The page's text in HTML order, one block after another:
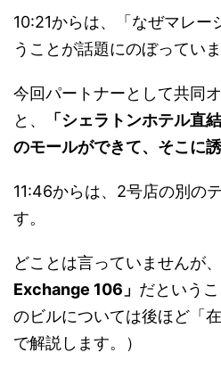
10:21からは、「なぜマレー
うことが話題にのぼっていま
今回パートナーとして共同
と、
「シェラトンホテル直
のモールができて、そこに誘
11:46からは、2号店の別の
す。
どことは言っていませんが
Exchange 106」 だという
のビルについては後ほど「
で解説します。）